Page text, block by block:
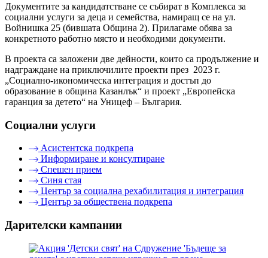
Документите за кандидатстване се събират в Комплекса за
социални услуги за деца и семейства, намиращ се на ул.
Войнишка 25 (бившата Община 2). Прилагаме обява за
конкретното работно място и необходими документи.
В проекта са заложени две дейности, които са продължение и
надграждане на приключилите проекти през 2023 г.
„Социално-икономическа интеграция и достъп до
образование в община Казанлък“ и проект „Европейска
гаранция за детето“ на Уницеф – България.
Социални услуги
Асистентска подкрепа
Информиране и консултиране
Спешен прием
Синя стая
Център за социална рехабилитация и интеграция
Център за обществена подкрепа
Дарителски кампании